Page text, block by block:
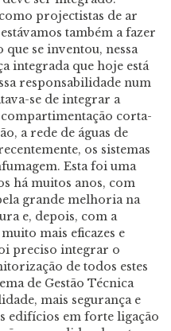
projectistas de ar
também a fazer
que se inventou, nessa
integrada que hoje está
responsabilidade num
se de integrar a
corta-
a rede de águas de
os sistemas
Esta foi uma
há muitos anos, com
grande melhoria na
e, depois, com a
mais eficazes e
preciso integrar o
de todos estes
de Gestão Técnica
mais segurança e
edifícios em forte ligação